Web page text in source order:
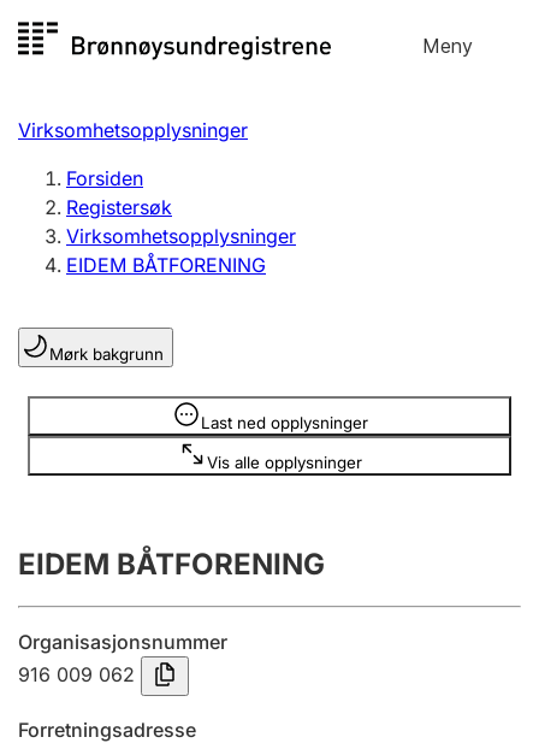
til
Meny
Registersøk
Aksjeselskap
Enkeltpersonforetak
Registrere, endre, slette
Lag og forening
Registrere, endre, slette
Innsending og forsinkelsesgebyr
Tinglysing
Virksomhetsopplysninger
Forsiden
Registersøk
Virksomhetsopplysninger
EIDEM BÅTFORENING
Mørk bakgrunn
Last ned opplysninger
Vis alle opplysninger
Opplysninger er skjult
EIDEM BÅTFORENING
Organisasjonsnummer
916 009 062
Forretningsadresse